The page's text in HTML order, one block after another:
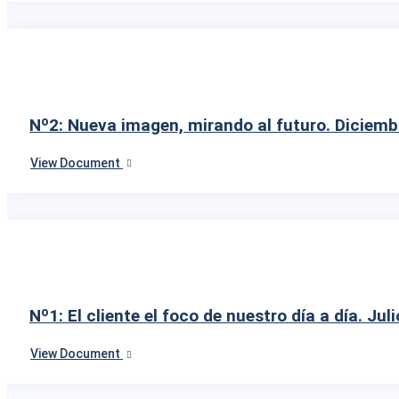
Nº2: Nueva imagen, mirando al futuro.
View Document
Nº1: El cliente el foco de nuestro día a día.
View Document